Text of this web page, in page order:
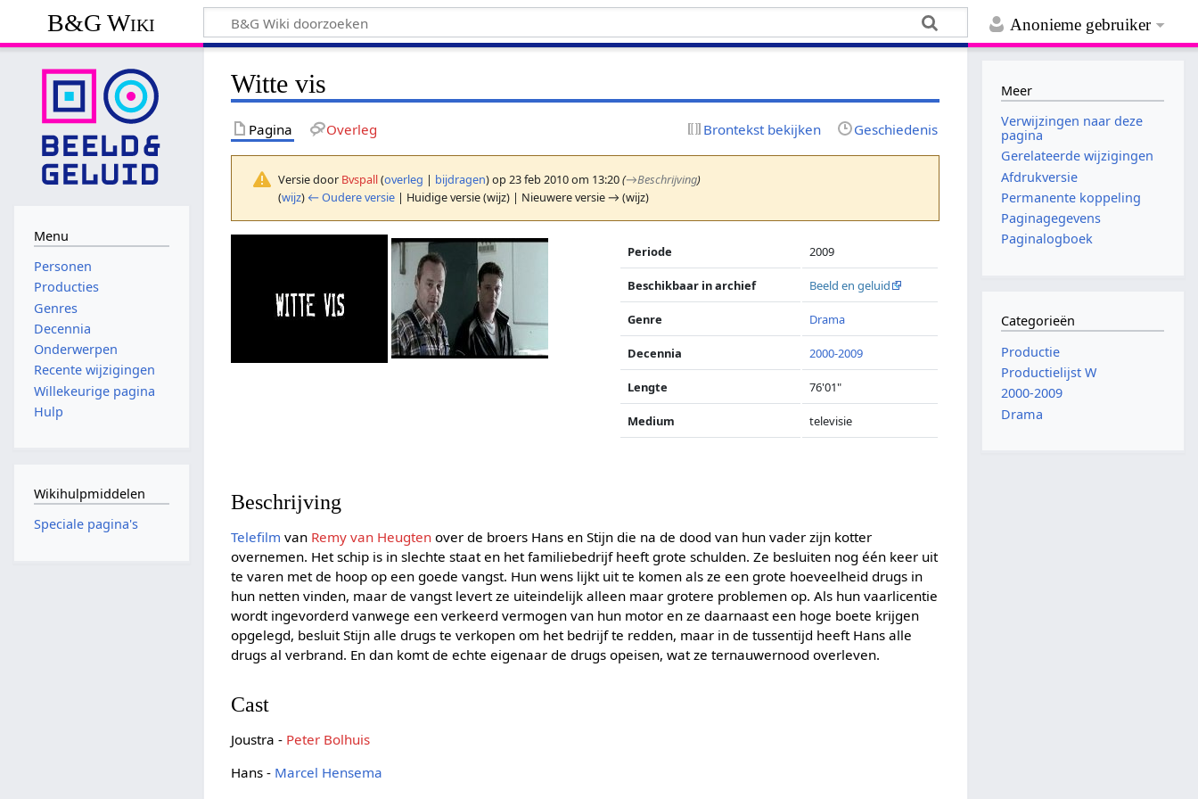
Anonieme gebruiker
B&G Wiki
Witte vis
Pagina Overleg Brontekst bekijken Geschiedenis
Versie door Bvspall(overleg | bijdragen)op 23 feb 2010 om 13:20(→Beschrijving)
(wijz) ← Oudere versie | Huidige versie (wijz) | Nieuwere versie → (wijz)
Periode 2009
Beschikbaar in archief Beeld en geluid
Genre Drama
Decennia 2000-2009
Lengte 76'01"
Medium televisie
Beschrijving
Telefilm van Remy van Heugten over de broers Hans en Stijn die na de dood van hun vader zijn kotter
overnemen. Het schip is in slechte staat en het familiebedrijf heeft grote schulden. Ze besluiten nog één keer uit
te varen met de hoop op een goede vangst. Hun wens lijkt uit te komen als ze een grote hoeveelheid drugs in
hun netten vinden, maar de vangst levert ze uiteindelijk alleen maar grotere problemen op. Als hun vaarlicentie
wordt ingevorderd vanwege een verkeerd vermogen van hun motor en ze daarnaast een hoge boete krijgen
opgelegd, besluit Stijn alle drugs te verkopen om het bedrijf te redden, maar in de tussentijd heeft Hans alle
drugs al verbrand. En dan komt de echte eigenaar de drugs opeisen, wat ze ternauwernood overleven.
Cast
Joustra - Peter Bolhuis
Hans - Marcel Hensema
Menu
Personen
Producties
Genres
Decennia
Onderwerpen
Recente wijzigingen
Willekeurige pagina
Hulp
Wikihulpmiddelen
Speciale pagina's
Meer
Verwijzingen naar deze
pagina
Gerelateerde wijzigingen
Afdrukversie
Permanente koppeling
Paginagegevens
Paginalogboek
Categorieën
Productie
Productielijst W
2000-2009
Drama